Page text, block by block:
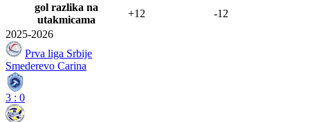
gol razlika na
utakmicama
+12
-12
2025-2026
Prva liga Srbije
Smederevo Carina
3 : 0